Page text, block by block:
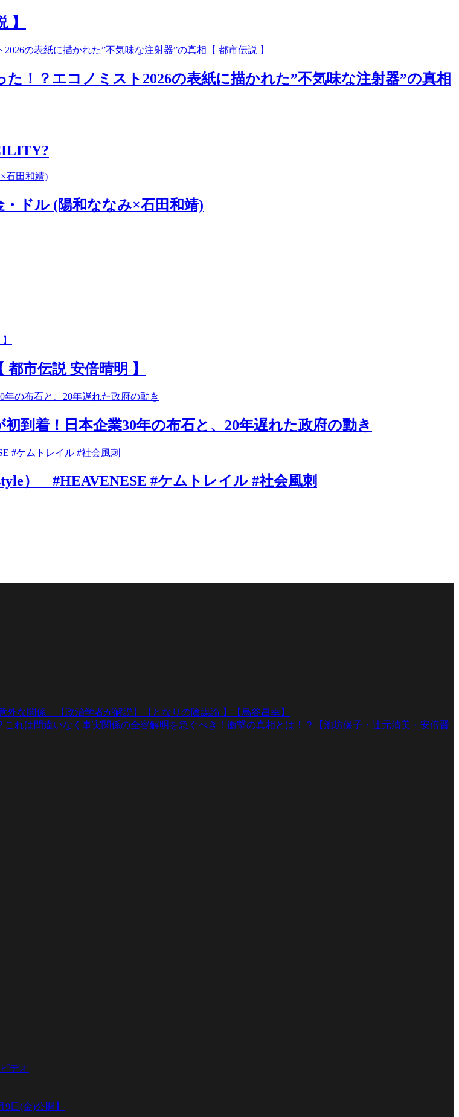
】
！？エコノミスト2026の表紙に描かれた”不気味な注射器”の真相
・ドル (陽和ななみ×石田和靖)
市伝説 安倍晴明 】
到着！日本企業30年の布石と、20年遅れた政府の動き
） #HEAVENESE #ケムトレイル #社会風刺
関係」【政治学者が解説】【となりの陰謀論 】【烏谷昌幸】
れは間違いなく事実関係の全容解明を急ぐべき！衝撃の真相とは！？【池坊保子・辻元清美・安倍晋
デオ
日(金)公開】